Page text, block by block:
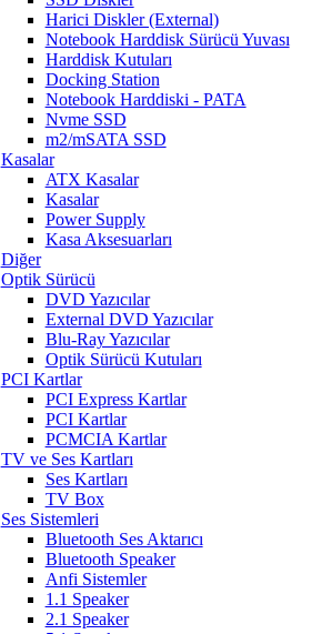
Harici Diskler (External)
Notebook Harddisk Sürücü Yuvası
Harddisk Kutuları
Docking Station
Notebook Harddiski - PATA
Nvme SSD
m2/mSATA SSD
Kasalar
ATX Kasalar
Kasalar
Power Supply
Kasa Aksesuarları
Diğer
Optik Sürücü
DVD Yazıcılar
External DVD Yazıcılar
Blu-Ray Yazıcılar
Optik Sürücü Kutuları
PCI Kartlar
PCI Express Kartlar
PCI Kartlar
PCMCIA Kartlar
TV ve Ses Kartları
Ses Kartları
TV Box
Ses Sistemleri
Bluetooth Ses Aktarıcı
Bluetooth Speaker
Anfi Sistemler
1.1 Speaker
2.1 Speaker